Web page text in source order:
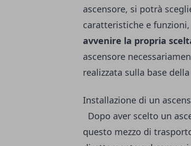
ascensore, si potrà
caratteristiche e
avvenire la propria
ascensore
realizzata sulla base
Installazione di un
Dopo aver scelto un
questo mezzo di